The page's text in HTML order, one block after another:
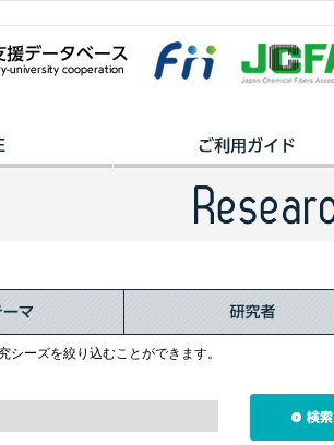
シーズを絞り込むことができます。